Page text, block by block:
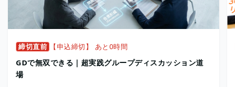
締切直前 【申込締切】 あと0時間
GDで無双できる｜超実践グループディスカッション道
場